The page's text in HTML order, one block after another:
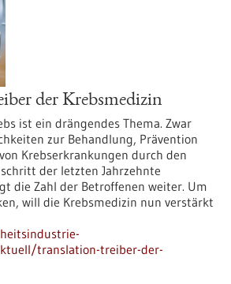
der Krebsmedizin
ist ein drängendes Thema. Zwar
zur Behandlung, Prävention
Krebserkrankungen durch den
der letzten Jahrzehnte
die Zahl der Betroffenen weiter. Um
will die Krebsmedizin nun verstärkt
translation-treiber-der-